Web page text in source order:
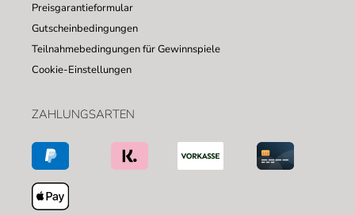
Preisgarantieformular
Gutscheinbedingungen
Teilnahmebedingungen für Gewinnspiele
Cookie-Einstellungen
ZAHLUNGSARTEN